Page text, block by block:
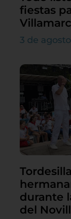
fiestas
3 de
durante
del